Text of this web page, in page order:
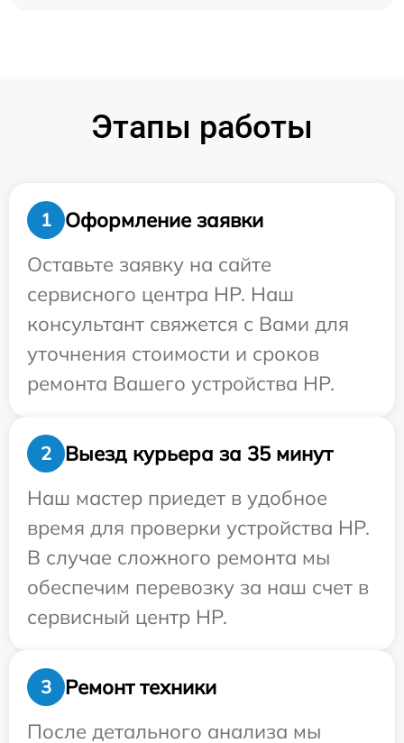
Этапы работы
1
Оформление заявки
Оставьте заявку на сайте
сервисного центра HP. Наш
консультант свяжется с Вами для
уточнения стоимости и сроков
ремонта Вашего устройства HP.
2
Выезд курьера за 35 минут
Наш мастер приедет в удобное
время для проверки устройства HP.
В случае сложного ремонта мы
обеспечим перевозку за наш счет в
сервисный центр HP.
3
Ремонт техники
После детального анализа мы